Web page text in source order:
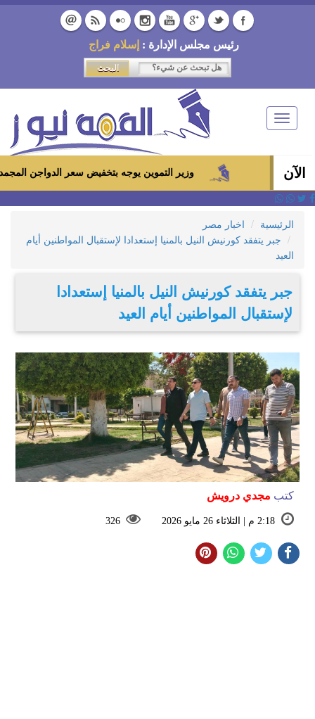
رئيس مجلس الإدارة : إسلام فراج
Toggle
navigation
الآن وزير التموين يوجه بتخفيض سعر الدواجن المجمدة إلى 100 جنيه للكيلو بالمجمعات الاستهلاكية ومعارض «أهلاً رمضان»
الرئيسية
اخبار مصر
جبر يتفقد كورنيش النيل بالمنيا إستعدادا لإستقبال المواطنين أيام
العيد
جبر يتفقد كورنيش النيل بالمنيا إستعدادا
لإستقبال المواطنين أيام العيد
كتب مجدي درويش
2:18 م | الثلاثاء 26 مايو 2026 326